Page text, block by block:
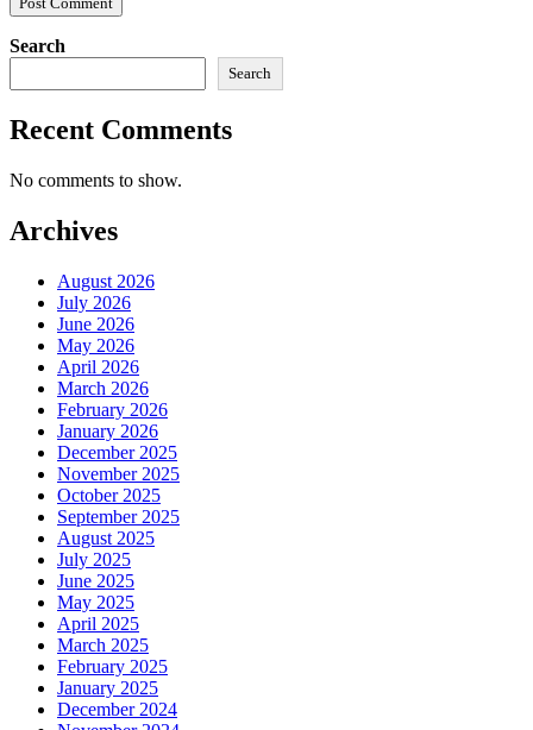
Search
Search
Recent Comments
No comments to show.
Archives
August 2026
July 2026
June 2026
May 2026
April 2026
March 2026
February 2026
January 2026
December 2025
November 2025
October 2025
September 2025
August 2025
July 2025
June 2025
May 2025
April 2025
March 2025
February 2025
January 2025
December 2024